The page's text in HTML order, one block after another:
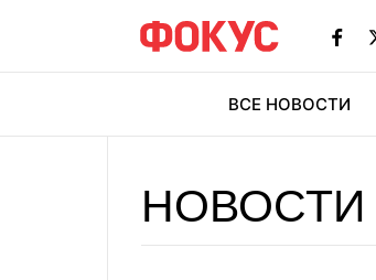
ВСЕ НОВОСТИ